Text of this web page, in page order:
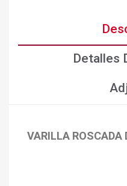
Detalles
VARILLA ROSCADA